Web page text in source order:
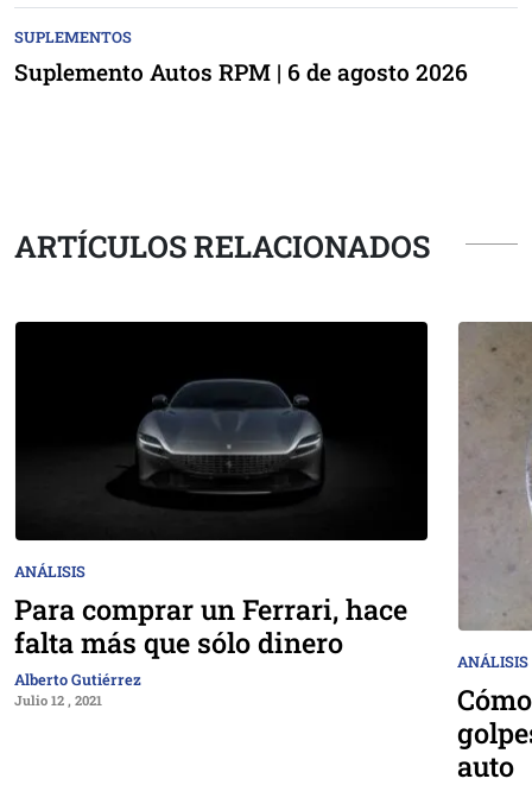
SUPLEMENTOS
Suplemento Autos RPM | 6 de agosto 2026
ARTÍCULOS RELACIONADOS
ANÁLISIS
Para comprar un Ferrari, hace
falta más que sólo dinero
Alberto Gutiérrez
Julio 12 , 2021
ANÁLISIS
auto